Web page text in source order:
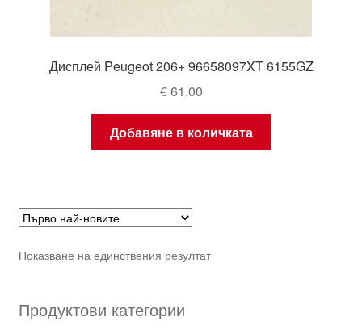
Дисплей Peugeot 206+ 96658097XT 6155GZ
€61,00
Добавяне в количката
Показване на единствения резултат
Продуктови категории